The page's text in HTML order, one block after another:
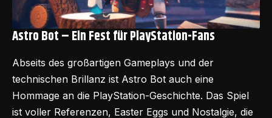
Astro Bot – Ein Fest für PlayStation-Fans
Abseits des großartigen Gameplays und der
technischen Brillanz ist Astro Bot auch eine
Hommage an die PlayStation-Geschichte. Das Spiel
ist voller Referenzen, Easter Eggs und Nostalgie, die